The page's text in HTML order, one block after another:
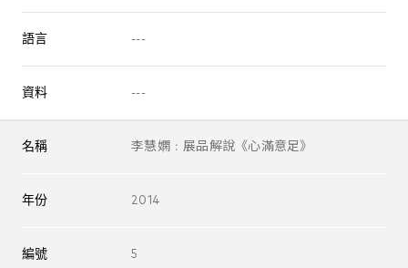
語言 ---
資料 ---
名稱 李慧嫻﹕展品解說《心滿意足》
年份 2014
編號 5